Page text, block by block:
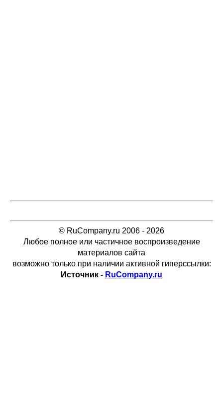
© RuCompany.ru 2006 - 2026
Любое полное или частичное воспроизведение
материалов сайта
возможно только при наличии активной гиперссылки:
Источник - RuCompany.ru